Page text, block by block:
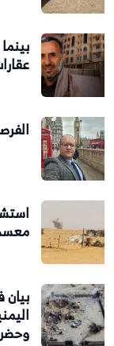
بيان